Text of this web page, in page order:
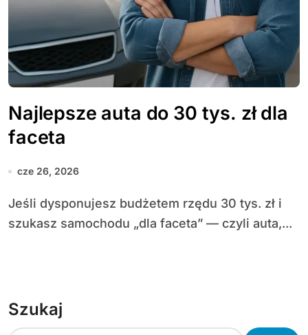
Najlepsze auta do 30 tys. zł dla
faceta
cze 26, 2026
Jeśli dysponujesz budżetem rzędu 30 tys. zł i
szukasz samochodu „dla faceta” — czyli auta,...
Szukaj